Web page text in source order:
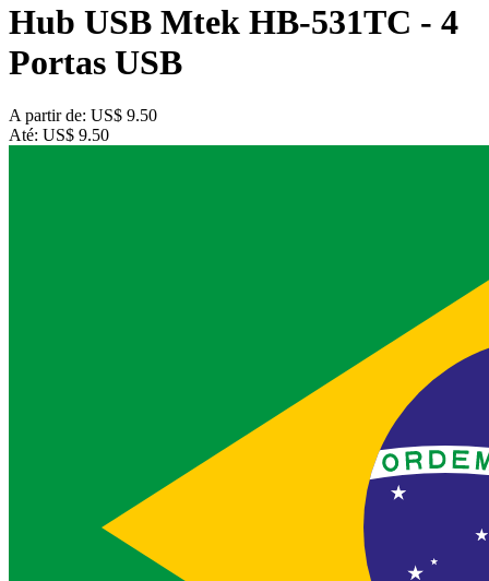
Hub USB Mtek HB-531TC - 4
Portas USB
A partir de: US$ 9.50
Até: US$ 9.50